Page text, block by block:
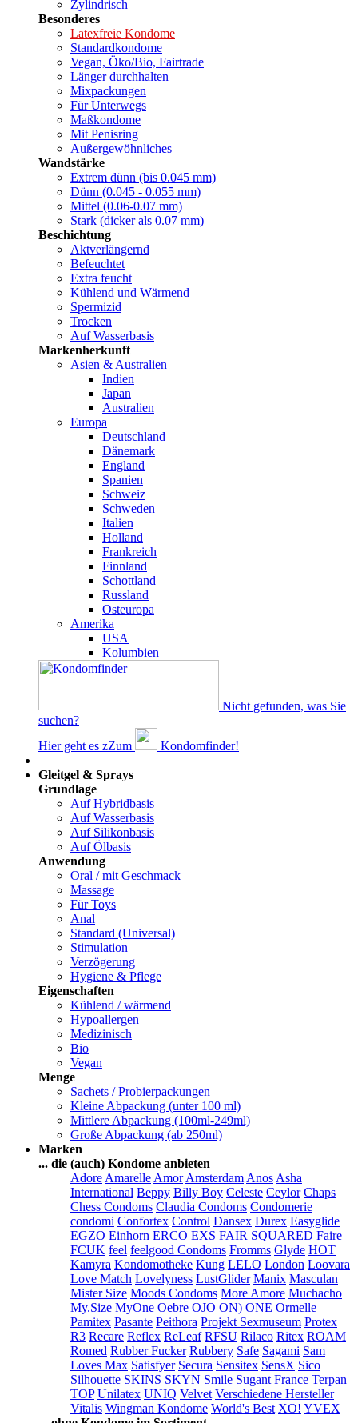
Zylindrisch
Besonderes
Latexfreie Kondome
Standardkondome
Vegan, Öko/Bio, Fairtrade
Länger durchhalten
Mixpackungen
Für Unterwegs
Maßkondome
Mit Penisring
Außergewöhnliches
Wandstärke
Extrem dünn (bis 0.045 mm)
Dünn (0.045 - 0.055 mm)
Mittel (0.06-0.07 mm)
Stark (dicker als 0.07 mm)
Beschichtung
Aktverlängernd
Befeuchtet
Extra feucht
Kühlend und Wärmend
Spermizid
Trocken
Auf Wasserbasis
Markenherkunft
Asien & Australien
Indien
Japan
Australien
Europa
Deutschland
Dänemark
England
Spanien
Schweiz
Schweden
Italien
Holland
Frankreich
Finnland
Schottland
Russland
Osteuropa
Amerika
USA
Kolumbien
Nicht gefunden, was Sie
suchen?
Hier geht es zZum
Kondomfinder!
Gleitgel & Sprays
Grundlage
Auf Hybridbasis
Auf Wasserbasis
Auf Silikonbasis
Auf Ölbasis
Anwendung
Oral / mit Geschmack
Massage
Für Toys
Anal
Standard (Universal)
Stimulation
Verzögerung
Hygiene & Pflege
Eigenschaften
Kühlend / wärmend
Hypoallergen
Medizinisch
Bio
Vegan
Menge
Sachets / Probierpackungen
Kleine Abpackung (unter 100 ml)
Mittlere Abpackung (100ml-249ml)
Große Abpackung (ab 250ml)
Marken
... die (auch) Kondome anbieten
Adore Amarelle Amor Amsterdam Anos Asha
International Beppy Billy Boy Celeste Ceylor Chaps
Chess Condoms Claudia Condoms Condomerie
condomi Confortex Control Dansex Durex Easyglide
EGZO Einhorn ERCO EXS FAIR SQUARED Faire
FCUK feel feelgood Condoms Fromms Glyde HOT
Kamyra Kondomotheke Kung LELO London Loovara
Love Match Lovelyness LustGlider Manix Masculan
Mister Size Moods Condoms More Amore Muchacho
My.Size MyOne Oebre OJO ON) ONE Ormelle
Pamitex Pasante Peithora Projekt Sexmuseum Protex
R3 Recare Reflex ReLeaf RFSU Rilaco Ritex ROAM
Romed Rubber Fucker Rubbery Safe Sagami Sam
Loves Max Satisfyer Secura Sensitex SensX Sico
Silhouette SKINS SKYN Smile Sugant France Terpan
TOP Unilatex UNIQ Velvet Verschiedene Hersteller
Vitalis Wingman Kondome World's Best XO! YVEX